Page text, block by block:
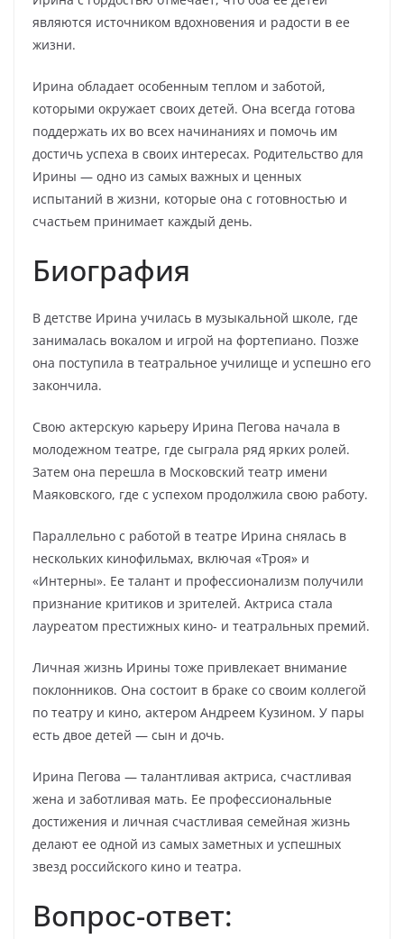
являются источником вдохновения и радости в ее
жизни.
Ирина обладает особенным теплом и заботой,
которыми окружает своих детей. Она всегда готова
поддержать их во всех начинаниях и помочь им
достичь успеха в своих интересах. Родительство для
Ирины — одно из самых важных и ценных
испытаний в жизни, которые она с готовностью и
счастьем принимает каждый день.
Биография
В детстве Ирина училась в музыкальной школе, где
занималась вокалом и игрой на фортепиано. Позже
она поступила в театральное училище и успешно его
закончила.
Свою актерскую карьеру Ирина Пегова начала в
молодежном театре, где сыграла ряд ярких ролей.
Затем она перешла в Московский театр имени
Маяковского, где с успехом продолжила свою работу.
Параллельно с работой в театре Ирина снялась в
нескольких кинофильмах, включая «Троя» и
«Интерны». Ее талант и профессионализм получили
признание критиков и зрителей. Актриса стала
лауреатом престижных кино- и театральных премий.
Личная жизнь Ирины тоже привлекает внимание
поклонников. Она состоит в браке со своим коллегой
по театру и кино, актером Андреем Кузином. У пары
есть двое детей — сын и дочь.
Ирина Пегова — талантливая актриса, счастливая
жена и заботливая мать. Ее профессиональные
достижения и личная счастливая семейная жизнь
делают ее одной из самых заметных и успешных
звезд российского кино и театра.
Вопрос-ответ: